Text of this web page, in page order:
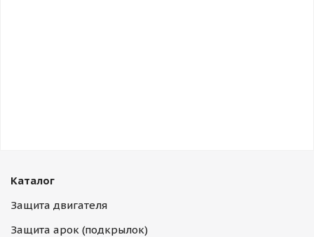
Каталог
Защита двигателя
Защита арок (подкрылок)